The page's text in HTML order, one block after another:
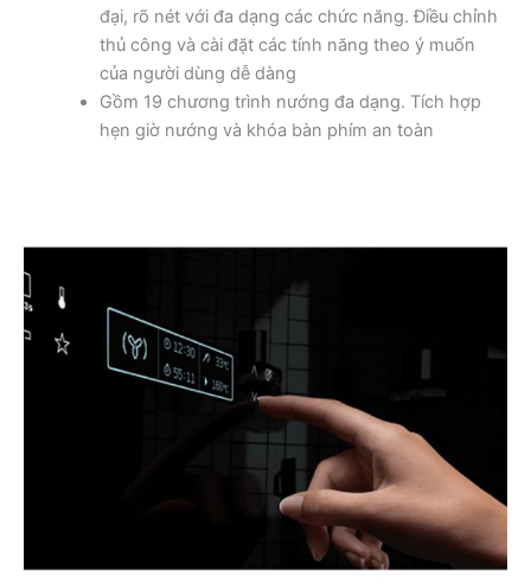
đại, rõ nét với đa dạng các chức năng. Điều chỉnh
thủ công và cài đặt các tính năng theo ý muốn
của người dùng dễ dàng
Gồm 19 chương trình nướng đa dạng. Tích hợp
hẹn giờ nướng và khóa bàn phím an toàn